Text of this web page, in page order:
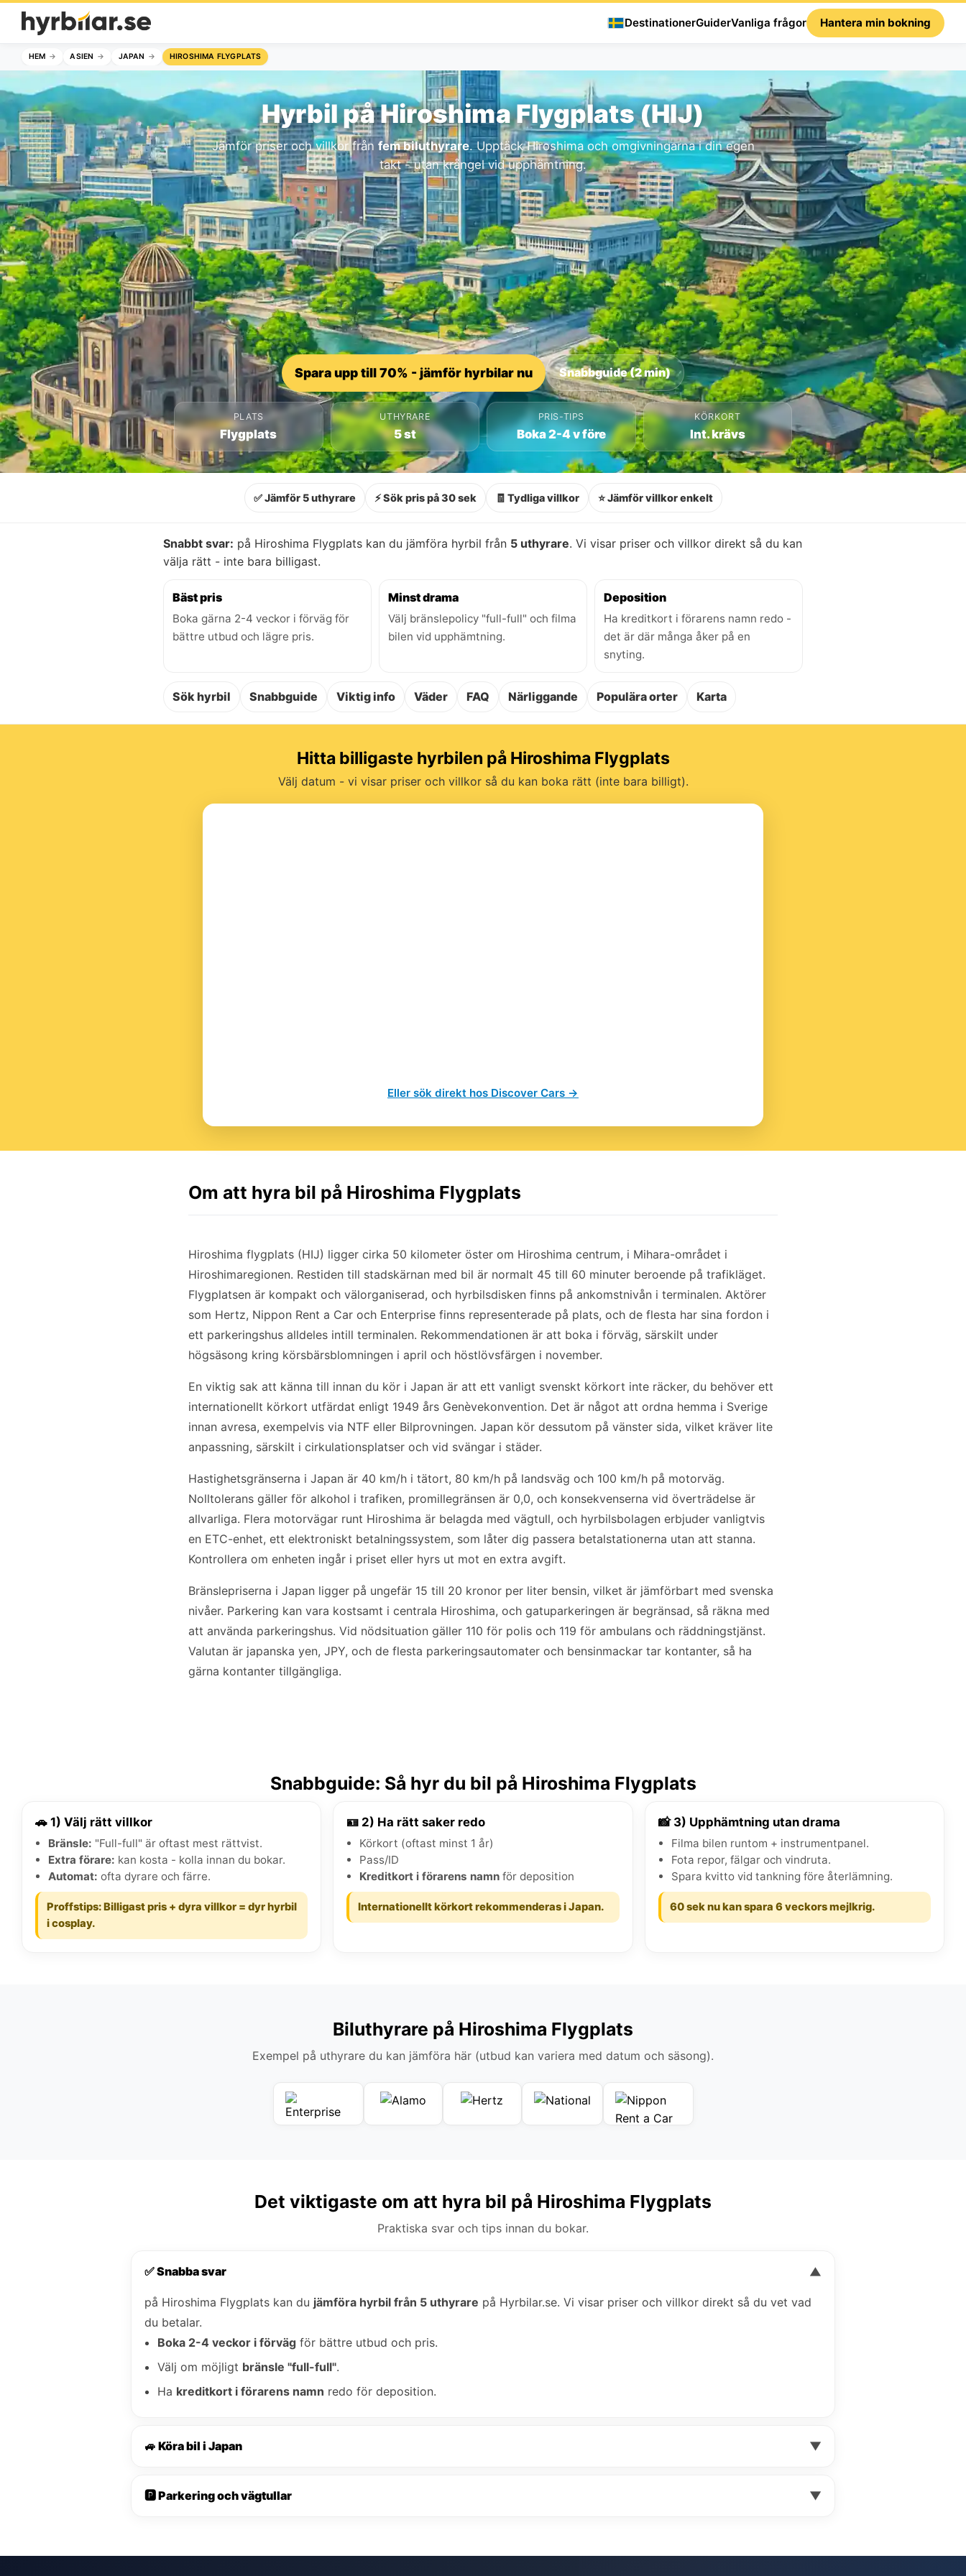
DestinationerGuiderVanliga frågor Hantera min bokning
HEM ASIEN JAPAN HIROSHIMA FLYGPLATS
Hyrbil på Hiroshima Flygplats (HIJ)
Jämför priser och villkor från fem biluthyrare. Upptäck Hiroshima och omgivningarna i din egen
takt - utan krångel vid upphämtning.
Spara upp till 70% - jämför hyrbilar nu Snabbguide (2 min)
PLATS
Flygplats
UTHYRARE
5 st
PRIS-TIPS
Boka 2-4 v före
KÖRKORT
Int. krävs
✅ Jämför 5 uthyrare ⚡ Sök pris på 30 sek 🧾 Tydliga villkor ⭐ Jämför villkor enkelt
Snabbt svar: på Hiroshima Flygplats kan du jämföra hyrbil från 5 uthyrare. Vi visar priser och villkor direkt så du kan
välja rätt - inte bara billigast.
Bäst pris
Boka gärna 2-4 veckor i förväg för
bättre utbud och lägre pris.
Minst drama
Välj bränslepolicy "full-full" och filma
bilen vid upphämtning.
Deposition
Ha kreditkort i förarens namn redo -
det är där många åker på en
snyting.
Sök hyrbil Snabbguide Viktig info Väder FAQ Närliggande Populära orter Karta
Hitta billigaste hyrbilen på Hiroshima Flygplats
Välj datum - vi visar priser och villkor så du kan boka rätt (inte bara billigt).
Eller sök direkt hos Discover Cars →
Om att hyra bil på Hiroshima Flygplats
Hiroshima flygplats (HIJ) ligger cirka 50 kilometer öster om Hiroshima centrum, i Mihara-området i
Hiroshimaregionen. Restiden till stadskärnan med bil är normalt 45 till 60 minuter beroende på trafikläget.
Flygplatsen är kompakt och välorganiserad, och hyrbilsdisken finns på ankomstnivån i terminalen. Aktörer
som Hertz, Nippon Rent a Car och Enterprise finns representerade på plats, och de flesta har sina fordon i
ett parkeringshus alldeles intill terminalen. Rekommendationen är att boka i förväg, särskilt under
högsäsong kring körsbärsblomningen i april och höstlövsfärgen i november.
En viktig sak att känna till innan du kör i Japan är att ett vanligt svenskt körkort inte räcker, du behöver ett
internationellt körkort utfärdat enligt 1949 års Genèvekonvention. Det är något att ordna hemma i Sverige
innan avresa, exempelvis via NTF eller Bilprovningen. Japan kör dessutom på vänster sida, vilket kräver lite
anpassning, särskilt i cirkulationsplatser och vid svängar i städer.
Hastighetsgränserna i Japan är 40 km/h i tätort, 80 km/h på landsväg och 100 km/h på motorväg.
Nolltolerans gäller för alkohol i trafiken, promillegränsen är 0,0, och konsekvenserna vid överträdelse är
allvarliga. Flera motorvägar runt Hiroshima är belagda med vägtull, och hyrbilsbolagen erbjuder vanligtvis
en ETC-enhet, ett elektroniskt betalningssystem, som låter dig passera betalstationerna utan att stanna.
Kontrollera om enheten ingår i priset eller hyrs ut mot en extra avgift.
Bränslepriserna i Japan ligger på ungefär 15 till 20 kronor per liter bensin, vilket är jämförbart med svenska
nivåer. Parkering kan vara kostsamt i centrala Hiroshima, och gatuparkeringen är begränsad, så räkna med
att använda parkeringshus. Vid nödsituation gäller 110 för polis och 119 för ambulans och räddningstjänst.
Valutan är japanska yen, JPY, och de flesta parkeringsautomater och bensinmackar tar kontanter, så ha
gärna kontanter tillgängliga.
Snabbguide: Så hyr du bil på Hiroshima Flygplats
🚗 1) Välj rätt villkor
Bränsle: "Full-full" är oftast mest rättvist.
Extra förare: kan kosta - kolla innan du bokar.
Automat: ofta dyrare och färre.
Proffstips: Billigast pris + dyra villkor = dyr hyrbil
i cosplay.
🪪 2) Ha rätt saker redo
Körkort (oftast minst 1 år)
Pass/ID
Kreditkort i förarens namn för deposition
Internationellt körkort rekommenderas i Japan.
📸 3) Upphämtning utan drama
Filma bilen runtom + instrumentpanel.
Fota repor, fälgar och vindruta.
Spara kvitto vid tankning före återlämning.
60 sek nu kan spara 6 veckors mejlkrig.
Biluthyrare på Hiroshima Flygplats
Exempel på uthyrare du kan jämföra här (utbud kan variera med datum och säsong).
Det viktigaste om att hyra bil på Hiroshima Flygplats
Praktiska svar och tips innan du bokar.
✅ Snabba svar ▼
på Hiroshima Flygplats kan du jämföra hyrbil från 5 uthyrare på Hyrbilar.se. Vi visar priser och villkor direkt så du vet vad
du betalar.
Boka 2-4 veckor i förväg för bättre utbud och pris.
Välj om möjligt bränsle "full-full".
Ha kreditkort i förarens namn redo för deposition.
🚙 Köra bil i Japan ▼
🅿️ Parkering och vägtullar ▼